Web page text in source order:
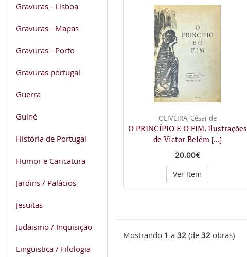
Gravuras - Lisboa
Gravuras - Mapas
Gravuras - Porto
Gravuras portugal
Guerra
Guiné
História de Portugal
Humor e Caricatura
Jardins / Palácios
Jesuitas
Judaismo / Inquisição
Linguistica / Filologia
OLIVEIRA, César de
O PRINCÍPIO E O FIM. Ilustrações
de Victor Belém [...]
20.00€
Ver Item
Mostrando 1 a 32 (de 32 obras)